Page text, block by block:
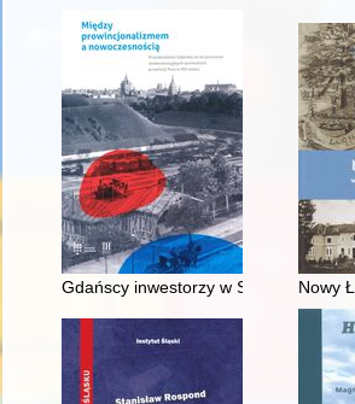
Gdańscy inwestorzy w Sopocie :Nowy